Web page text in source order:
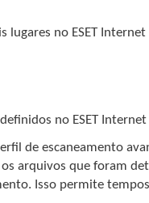
no ESET
no ESET
de escaneamento
arquivos que foram
Isso permite